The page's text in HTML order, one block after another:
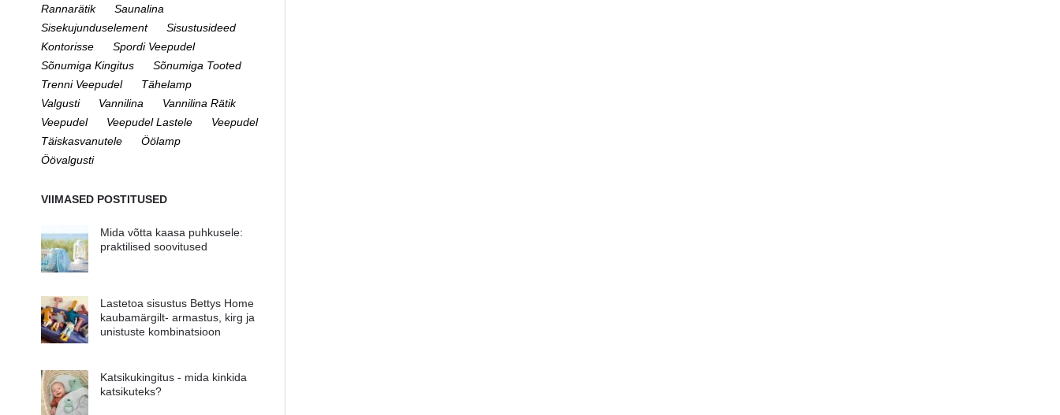
Rannarätik
Saunalina
Sisekujunduselement
Sisustusideed
Kontorisse
Spordi Veepudel
Sõnumiga Kingitus
Sõnumiga Tooted
Trenni Veepudel
Tähelamp
Valgusti
Vannilina
Vannilina Rätik
Veepudel
Veepudel Lastele
Veepudel
Täiskasvanutele
Öölamp
Öövalgusti
VIIMASED POSTITUSED
Mida võtta kaasa puhkusele:
praktilised soovitused
Lastetoa sisustus Bettys Home
kaubamärgilt- armastus, kirg ja
unistuste kombinatsioon
Katsikukingitus - mida kinkida
katsikuteks?